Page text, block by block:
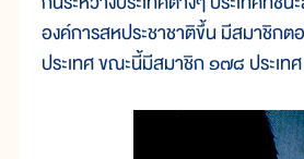
องค์การสหประชาชาติขึ้น มีสมาชิกต
ประเทศ ขณะนี้มีสมาชิก ๑๗๘ ประเทศ